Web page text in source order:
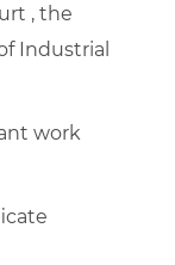
, the
Industrial
work